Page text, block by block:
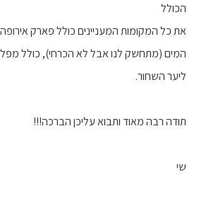
הכולל
את כל המקומות המעניינים כולל פארק
המים (מתחשק לנו אבל לא הכרחי), כולל מפלי
ליער השחור.
תודה רבה מאוד ותבוא עליכן הברכה!!!
שי